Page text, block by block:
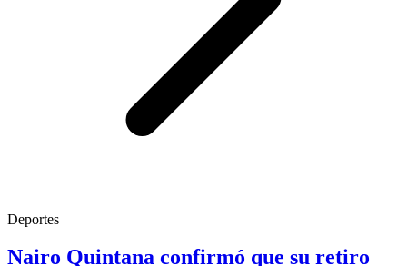
Deportes
Nairo Quintana confirmó que su retiro